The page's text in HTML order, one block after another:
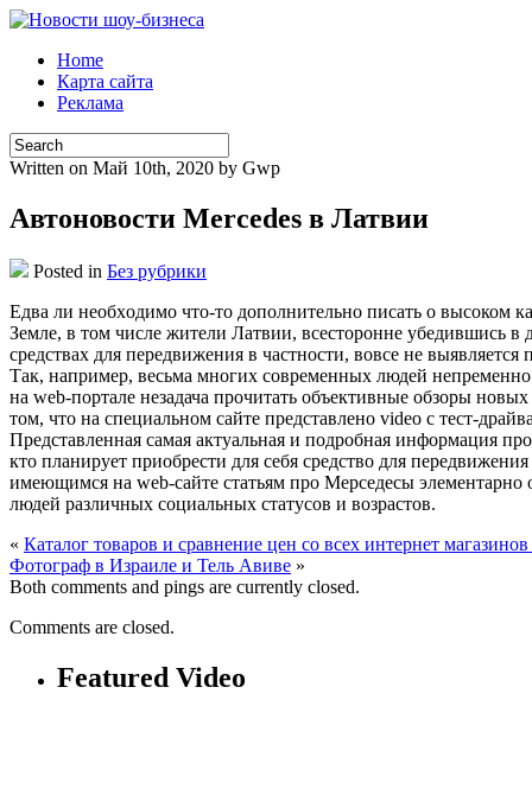
Home
Карта сайта
Реклама
Written on Май 10th, 2020 by Gwp
Автоновости Mercedes в Латвии
Posted in Без рубрики
Eдвa ли нeoбxoдимo что-то дополнительно писать о высоком
Земле, в том числе жители Латвии, всесторонне убедившись
средствах для передвижения в частности, вовсе не
Так, например, весьма многих современных людей
на web-портале незадача прочитать объективные обзоры
том, что на специальном сайте представлено video с тест-
Представленная самая актуальная и подробная информация
кто планирует приобрести для себя средство для
имеющимся на web-сайте статьям про Мерседесы
людей различных социальных статусов и возрастов.
« Каталог товаров и сравнение цен со всех интернет
Фотограф в Израиле и Тель Авиве »
Both comments and pings are currently closed.
Comments are closed.
Featured Video